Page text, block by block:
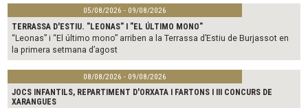
05/08/2026 - 09/08/2026
TERRASSA D'ESTIU. "LEONAS" I "EL ÚLTIMO MONO"
“Leonas” i “El último mono” arriben a la Terrassa d’Estiu de Burjassot en
la primera setmana d’agost
08/08/2026 - 09/08/2026
JOCS INFANTILS, REPARTIMENT D'ORXATA I FARTONS I III CONCURS DE
XARANGUES